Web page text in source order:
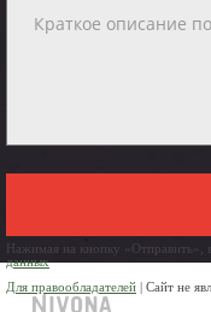
Нажимая на кнопку «Отправить»,
данных
Для правообладателей | Сайт не